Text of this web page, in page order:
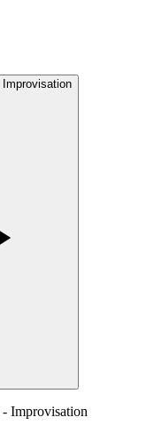
Improvisation